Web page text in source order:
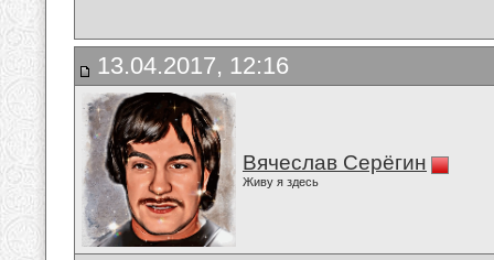
13.04.2017, 12:16
Вячеслав Серёгин
Живу я здесь